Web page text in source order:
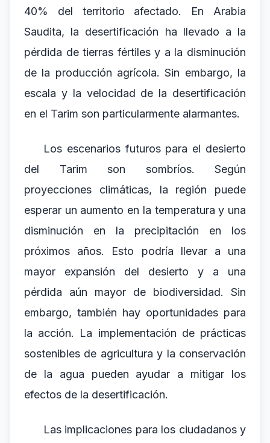
40% del territorio afectado. En Arabia
Saudita, la desertificación ha llevado a la
pérdida de tierras fértiles y a la disminución
de la producción agrícola. Sin embargo, la
escala y la velocidad de la desertificación
en el Tarim son particularmente alarmantes.
Los escenarios futuros para el desierto
del Tarim son sombríos. Según
proyecciones climáticas, la región puede
esperar un aumento en la temperatura y una
disminución en la precipitación en los
próximos años. Esto podría llevar a una
mayor expansión del desierto y a una
pérdida aún mayor de biodiversidad. Sin
embargo, también hay oportunidades para
la acción. La implementación de prácticas
sostenibles de agricultura y la conservación
de la agua pueden ayudar a mitigar los
efectos de la desertificación.
Las implicaciones para los ciudadanos y